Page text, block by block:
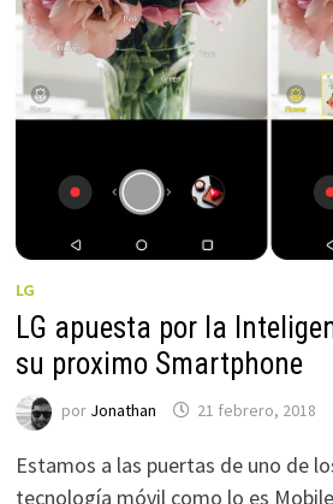
LG
LG apuesta por la
su proximo Smartphone
por Jonathan 21 febrero, 2018
Estamos a las puertas de uno de
tecnología móvil como lo es